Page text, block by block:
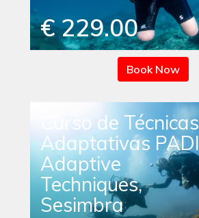
€ 229.00
Book Now
Curso de Técnicas
Adaptativas PADI
Adaptive
Techniques,
Sesimbra